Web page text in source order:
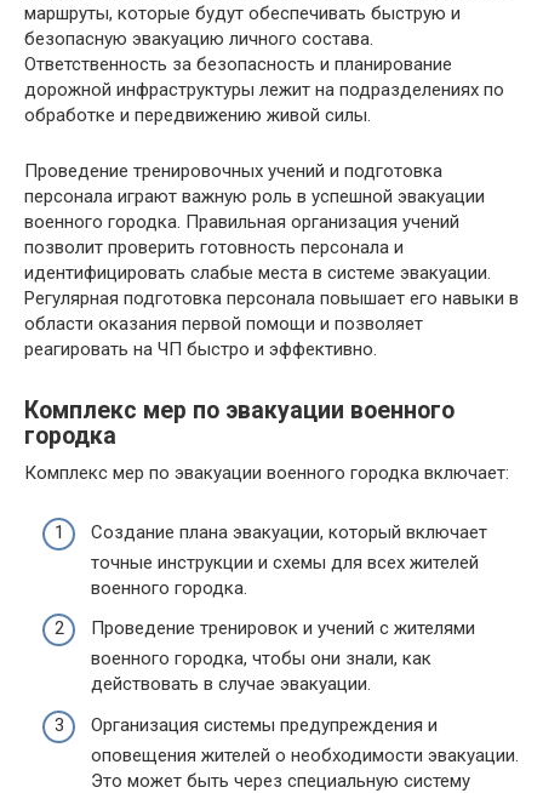
маршруты, которые будут обеспечивать быструю и
безопасную эвакуацию личного состава.
Ответственность за безопасность и планирование
дорожной инфраструктуры лежит на подразделениях по
обработке и передвижению живой силы.
Проведение тренировочных учений и подготовка
персонала играют важную роль в успешной эвакуации
военного городка. Правильная организация учений
позволит проверить готовность персонала и
идентифицировать слабые места в системе эвакуации.
Регулярная подготовка персонала повышает его навыки в
области оказания первой помощи и позволяет
реагировать на ЧП быстро и эффективно.
Комплекс мер по эвакуации военного
городка
Комплекс мер по эвакуации военного городка включает:
Создание плана эвакуации, который включает
точные инструкции и схемы для всех жителей
военного городка.
Проведение тренировок и учений с жителями
военного городка, чтобы они знали, как
действовать в случае эвакуации.
Организация системы предупреждения и
оповещения жителей о необходимости эвакуации.
Это может быть через специальную систему